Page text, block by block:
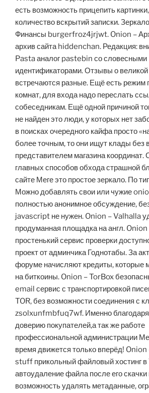
есть возможность прицепить
количество вскрытий записки.
Финансы burgerfroz4jrjwt. Onion –
архив сайта hiddenchan. Редакция:
Pasta аналог pastebin со словесными
идентификаторами. Отзывы о
встречаются разные. Ещё есть режим
комнат, для входа надо переслать
собеседникам. Ещё одной причиной
не найден это люди, у которых нет
в поисках очередного кайфа просто
более точным, то они ищут клады без
представителем магазина
главных способов обхода страшной
сайте Меге это простое зеркало. По
Можно добавлять свои или чужие
полностью анонимное обсуждение,
javascript не нужен. Onion – Valhalla
продуманная площадка на англ.
простенький сервис проверки
проект от админчика Годнотабы. За
форуме начисляют кредиты, которые
на биткоины. Onion – TorBox
email сервис с транспортировкой
TOR, без возможности соединения с
zsolxunfmbfuq7wf. Именно благодаря
доверию покупателей,а так же работе
профессиональной администрации
время движется только вперёд!
stuff прикольный файловый хостинг в
автоудаление файла после его
возможность удалять метаданные,